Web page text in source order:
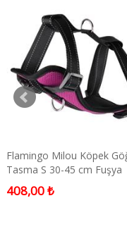
Flamingo Milou Köpek
Tasma S 30-45 cm Fuşya
408,00 ₺